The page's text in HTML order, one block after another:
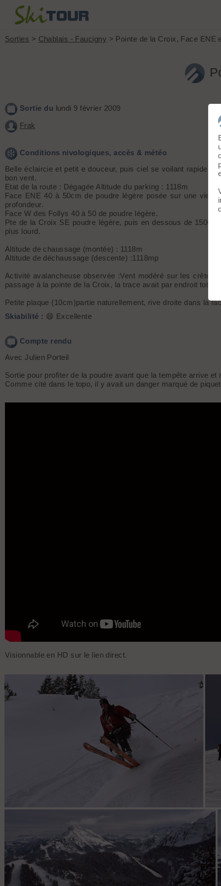
Sorties > Chablais - Faucigny > Pointe de la Croix, Face ENE
Sortie du lundi 9 février 2009
Frak
Conditions nivologiques, accès & météo
Belle éclaircie et petit e douceur, puis ciel se voilant
bon vent.
Etat de la route : Dégagée Altitude du parking : 1118m
Face ENE 40 à 50cm de poudre légère posée sur une
profondeur.
Face W des Follys 40 à 50 de poudre légère.
Pte de la Croix SE poudre légère, puis en dessous de 1500m
plus lourd.
Altitude de chaussage (montée) : 1118m
Altitude de déchaussage (descente) :1118mp
Activité avalancheuse observée :Vent modéré sur les crêtes
passage à la pointe de la Croix, la trace avait par endroit
Petite plaque (10cm)partie naturellement, rive droite dans la
Skiabilité : 😄 Excellente
Compte rendu
Avec Julien Porteil
Sortie pour profiter de la poudre avant que la tempête arrive et
Comme cité dans le topo, il y avait un danger marqué de
Visionnable en HD sur le lien direct.